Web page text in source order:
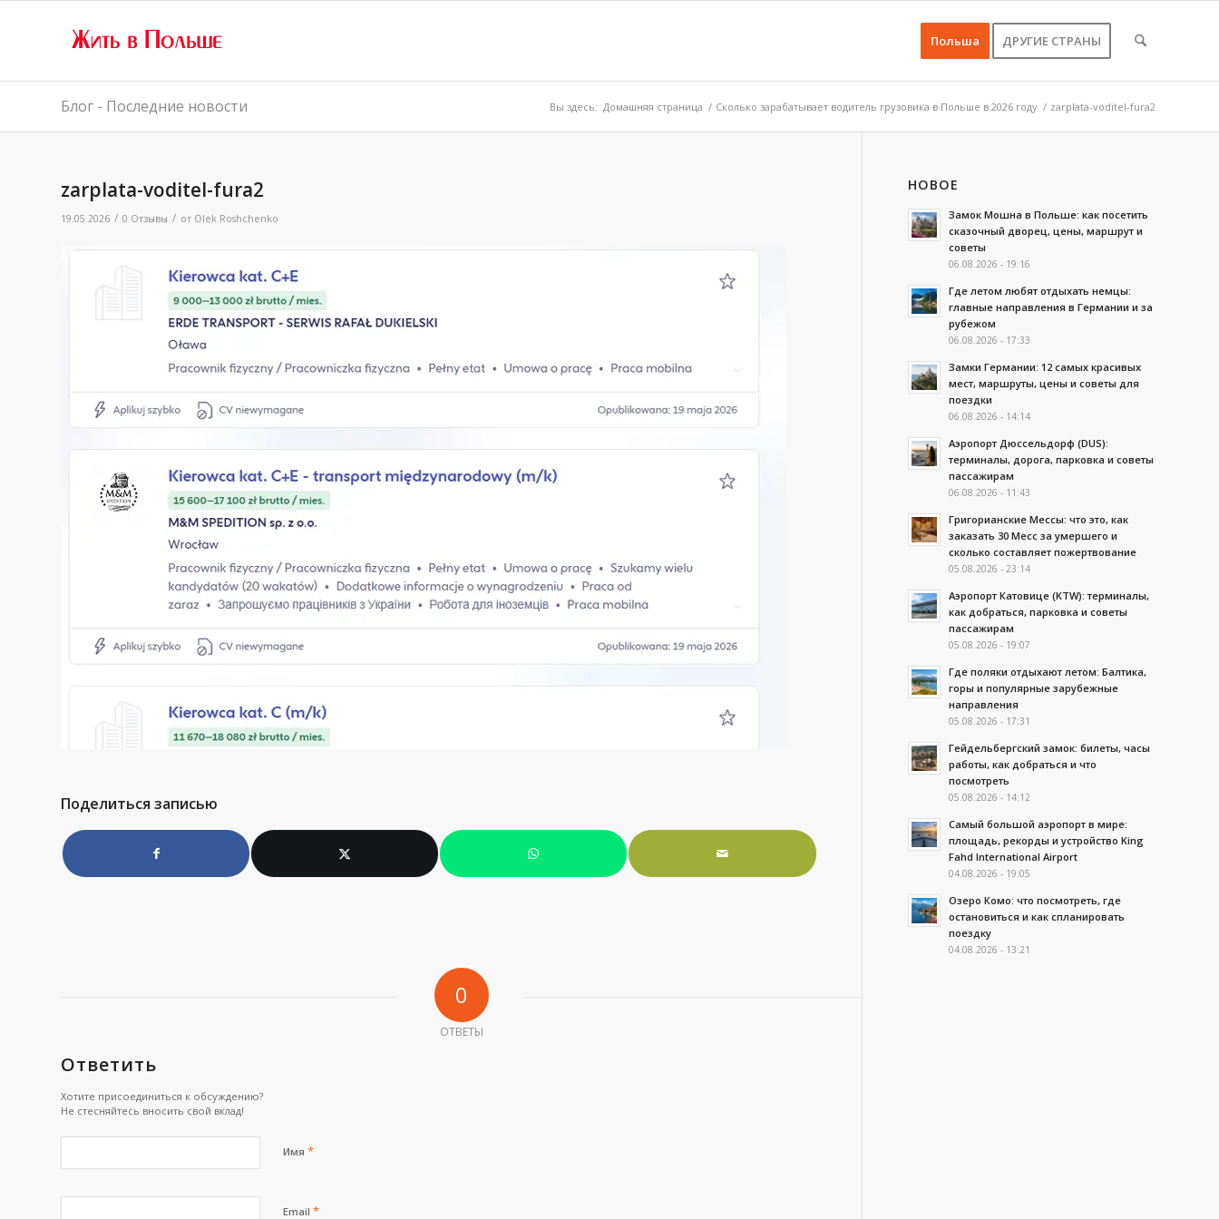
Польша ДРУГИЕ СТРАНЫ
Блог - Последние новости Вы здесь: Домашняя страница / Сколько зарабатывает водитель грузовика в Польше в 2026 году / zarplata-voditel-fura2
zarplata-voditel-fura2
19.05.2026 / 0 Отзывы / от Olek Roshchenko
Поделиться записью
0
ОТВЕТЫ
Ответить
Хотите присоединиться к обсуждению?
Не стесняйтесь вносить свой вклад!
Имя *
Email *
НОВОЕ
Замок Мошна в Польше: как посетить
сказочный дворец, цены, маршрут и
советы
06.08.2026 - 19:16
Где летом любят отдыхать немцы:
главные направления в Германии и за
рубежом
06.08.2026 - 17:33
Замки Германии: 12 самых красивых
мест, маршруты, цены и советы для
поездки
06.08.2026 - 14:14
Аэропорт Дюссельдорф (DUS):
терминалы, дорога, парковка и советы
пассажирам
06.08.2026 - 11:43
Григорианские Мессы: что это, как
заказать 30 Месс за умершего и
сколько составляет пожертвование
05.08.2026 - 23:14
Аэропорт Катовице (KTW): терминалы,
как добраться, парковка и советы
пассажирам
05.08.2026 - 19:07
Где поляки отдыхают летом: Балтика,
горы и популярные зарубежные
направления
05.08.2026 - 17:31
Гейдельбергский замок: билеты, часы
работы, как добраться и что
посмотреть
05.08.2026 - 14:12
Самый большой аэропорт в мире:
площадь, рекорды и устройство King
Fahd International Airport
04.08.2026 - 19:05
Озеро Комо: что посмотреть, где
остановиться и как спланировать
поездку
04.08.2026 - 13:21